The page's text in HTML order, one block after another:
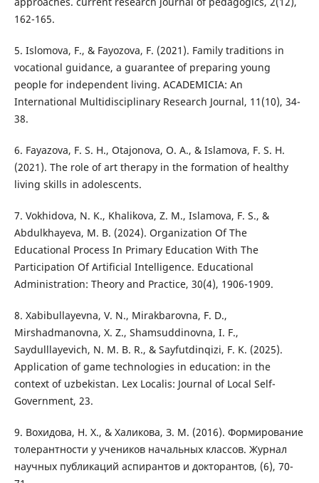
162-165.
5. Islomova, F., & Fayozova, F. (2021). Family traditions in
vocational guidance, a guarantee of preparing young
people for independent living. ACADEMICIA: An
International Multidisciplinary Research Journal, 11(10), 34-
38.
6. Fayazova, F. S. H., Otajonova, O. A., & Islamova, F. S. H.
(2021). The role of art therapy in the formation of healthy
living skills in adolescents.
7. Vokhidova, N. K., Khalikova, Z. M., Islamova, F. S., &
Abdulkhayeva, M. B. (2024). Organization Of The
Educational Process In Primary Education With The
Participation Of Artificial Intelligence. Educational
Administration: Theory and Practice, 30(4), 1906-1909.
8. Xabibullayevna, V. N., Mirakbarovna, F. D.,
Mirshadmanovna, X. Z., Shamsuddinovna, I. F.,
Saydulllayevich, N. M. B. R., & Sayfutdinqizi, F. K. (2025).
Application of game technologies in education: in the
context of uzbekistan. Lex Localis: Journal of Local Self-
Government, 23.
9. Вохидова, Н. Х., & Халикова, З. М. (2016). Формирование
толерантности у учеников начальных классов. Журнал
научных публикаций аспирантов и докторантов, (6), 70-